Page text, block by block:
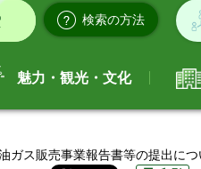
検索の方法
魅力・観光・文化
ガス販売事業報告書等の提出につ